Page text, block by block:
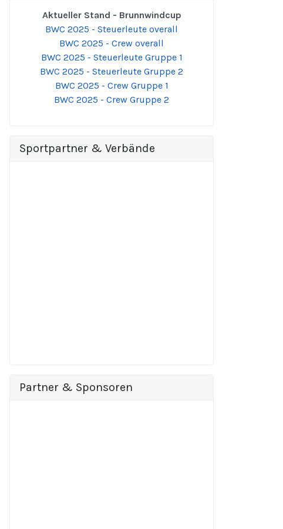
Aktueller Stand - Brunnwindcup
BWC 2025 - Steuerleute overall
BWC 2025 - Crew overall
BWC 2025 - Steuerleute Gruppe 1
BWC 2025 - Steuerleute Gruppe 2
BWC 2025 - Crew Gruppe 1
BWC 2025 - Crew Gruppe 2
Sportpartner & Verbände
Partner & Sponsoren